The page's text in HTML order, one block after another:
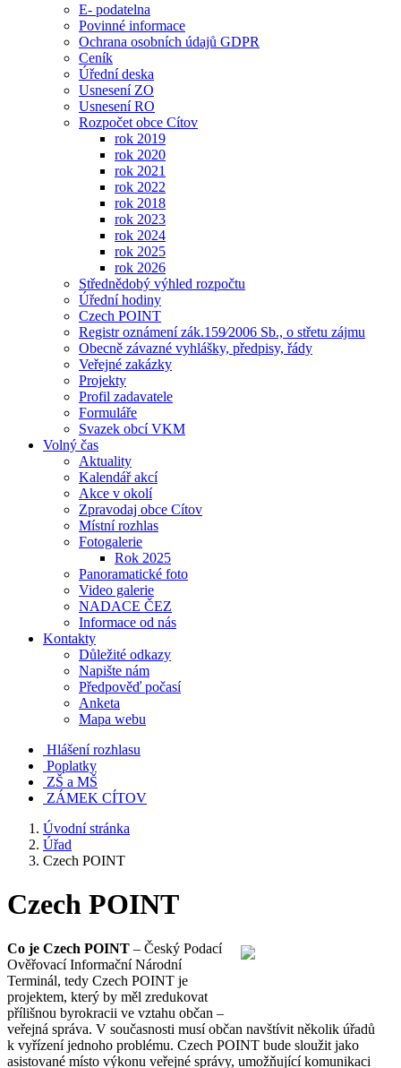
E- podatelna
Povinné informace
Ochrana osobních údajů GDPR
Ceník
Úřední deska
Usnesení ZO
Usnesení RO
Rozpočet obce Cítov
rok 2019
rok 2020
rok 2021
rok 2022
rok 2018
rok 2023
rok 2024
rok 2025
rok 2026
Střednědobý výhled rozpočtu
Úřední hodiny
Czech POINT
Registr oznámení zák.159⁄2006 Sb., o střetu zájmu
Obecně závazné vyhlášky, předpisy, řády
Veřejné zakázky
Projekty
Profil zadavatele
Formuláře
Svazek obcí VKM
Volný čas
Aktuality
Kalendář akcí
Akce v okolí
Zpravodaj obce Cítov
Místní rozhlas
Fotogalerie
Rok 2025
Panoramatické foto
Video galerie
NADACE ČEZ
Informace od nás
Kontakty
Důležité odkazy
Napište nám
Předpověď počasí
Anketa
Mapa webu
Hlášení rozhlasu
Poplatky
ZŠ a MŠ
ZÁMEK CÍTOV
Úvodní stránka
Úřad
Czech POINT
Czech POINT
Co je Czech POINT – Český Podací
Ověřovací Informační Národní
Terminál, tedy Czech POINT je
projektem, který by měl zredukovat
přílišnou byrokracii ve vztahu občan –
veřejná správa. V současnosti musí občan navštívit několik úřadů
k vyřízení jednoho problému. Czech POINT bude sloužit jako
asistované místo výkonu veřejné správy, umožňující komunikaci